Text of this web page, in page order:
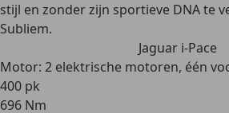
stijl en zonder zijn sportieve DNA te
Subliem.
Jaguar i-Pace
Motor: 2 elektrische motoren, één
400 pk
696 Nm